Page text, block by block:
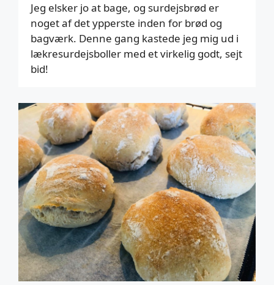
Jeg elsker jo at bage, og surdejsbrød er
noget af det ypperste inden for brød og
bagværk. Denne gang kastede jeg mig ud i
lækresurdejsboller med et virkelig godt, sejt
bid!